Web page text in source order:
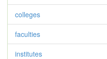
colleges
faculties
institutes